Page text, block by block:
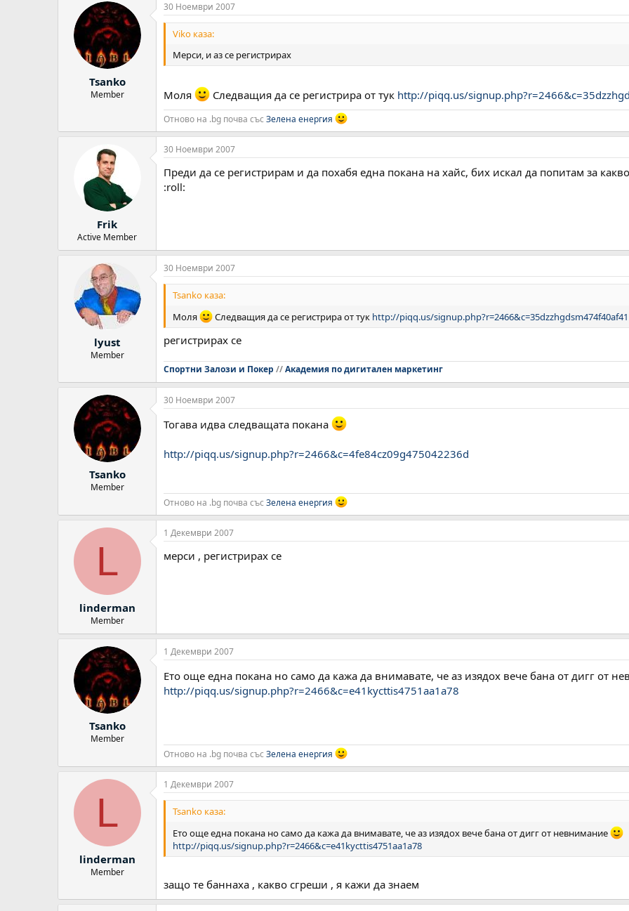
Tsanko
Member
30 Ноември 2007
Viko каза:
Мерси, и аз се регистрирах
Моля Следващия да се регистрира от тук http://piqq.us/
Отново на .bg почва със Зелена енергия
Frik
Active Member
30 Ноември 2007
Преди да се регистрирам и да похабя една покана на хайс, бих искал да попитам за
:roll:
lyust
Member
30 Ноември 2007
Tsanko каза:
Моля
Следващия да се регистрира от тук http://piqq.us/signup.php?r=2466&c=35dzzhgdsm474f40af41
регистрирах се
Спортни Залози и Покер //Академия по дигитален маркетинг
Tsanko
Member
30 Ноември 2007
Тогава идва следващата покана
http://piqq.us/signup.php?r=2466&c=4fe84cz09g475042236d
Отново на .bg почва със Зелена енергия
L
linderman
Member
1 Декември 2007
мерси , регистрирах се
Tsanko
Member
1 Декември 2007
Ето още една покана но само да кажа да внимавате, че аз изядох вече бана от дигг от
http://piqq.us/signup.php?r=2466&c=e41kycttis4751aa1a78
Отново на .bg почва със Зелена енергия
L
linderman
Member
1 Декември 2007
Tsanko каза:
Ето още една покана но само да кажа да внимавате, че аз изядох вече бана от дигг от невнимание
http://piqq.us/signup.php?r=2466&c=e41kycttis4751aa1a78
защо те баннаха , какво сгреши , я кажи да знаем